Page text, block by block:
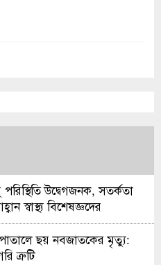
উদ্বেগজনক, সতর্কতা
স্বাস্থ্য বিশেষজ্ঞদের
ছয় নবজাতকের মৃত্যু:
ত্রুটি